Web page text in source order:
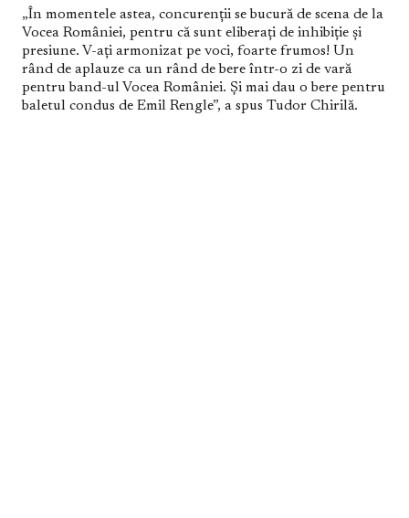
„În momentele astea, concurenții se bucură de scena de la
Vocea României, pentru că sunt eliberați de inhibiție și
presiune. V-ați armonizat pe voci, foarte frumos! Un
rând de aplauze ca un rând de bere într-o zi de vară
pentru band-ul Vocea României. Și mai dau o bere pentru
baletul condus de Emil Rengle”, a spus Tudor Chirilă.